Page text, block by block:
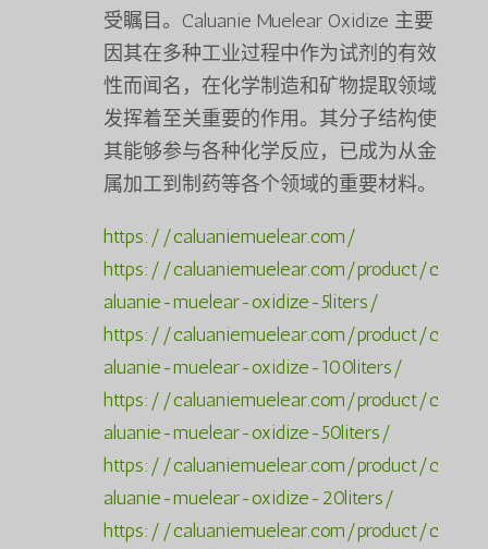
受瞩目。Caluanie Muelear Oxidize 主要
因其在多种工业过程中作为试剂的有效
性而闻名，在化学制造和矿物提取领域
发挥着至关重要的作用。其分子结构使
其能够参与各种化学反应，已成为从金
属加工到制药等各个领域的重要材料。
https://caluaniemuelear.com/
https://caluaniemuelear.com/product/c
aluanie-muelear-oxidize-5liters/
https://caluaniemuelear.com/product/c
aluanie-muelear-oxidize-100liters/
https://caluaniemuelear.com/product/c
aluanie-muelear-oxidize-50liters/
https://caluaniemuelear.com/product/c
aluanie-muelear-oxidize-20liters/
https://caluaniemuelear.com/product/c